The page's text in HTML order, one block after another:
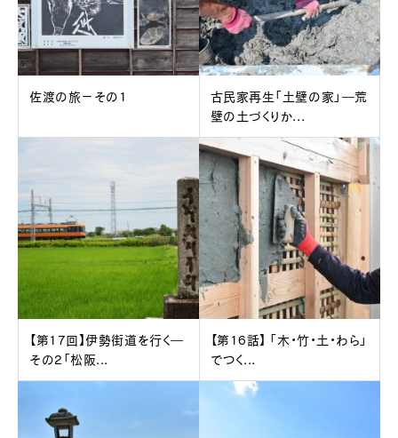
佐渡の旅－その1
古民家再生「土壁の家」―荒
壁の土づくりか...
【第17回】伊勢街道を行く―
その2「松阪...
【第16話】 「木・竹・土・わら」
でつく...